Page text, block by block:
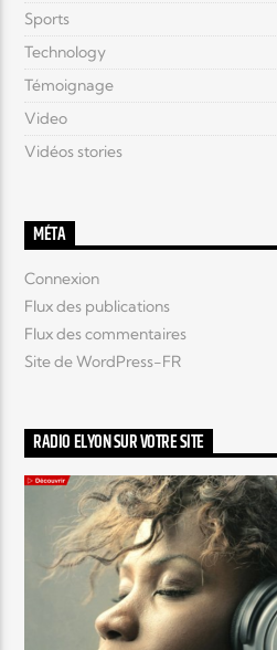
Sports
Technology
Témoignage
Video
Vidéos stories
MÉTA
Connexion
Flux des publications
Flux des commentaires
Site de WordPress-FR
RADIO ELYON SUR VOTRE SITE